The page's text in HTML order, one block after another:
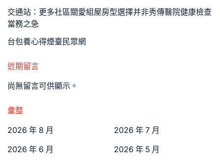
交通站：更多社區關愛組屋房型選擇并非秀傳醫院健康檢查
當務之急
台包養心得煙臺民眾網
近期留言
尚無留言可供顯示。
彙整
2026 年 8 月
2026 年 7 月
2026 年 6 月
2026 年 5 月